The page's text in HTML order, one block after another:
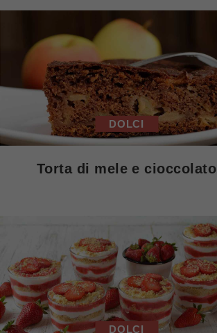
DOLCI
Torta di mele e cioccolato
DOLCI